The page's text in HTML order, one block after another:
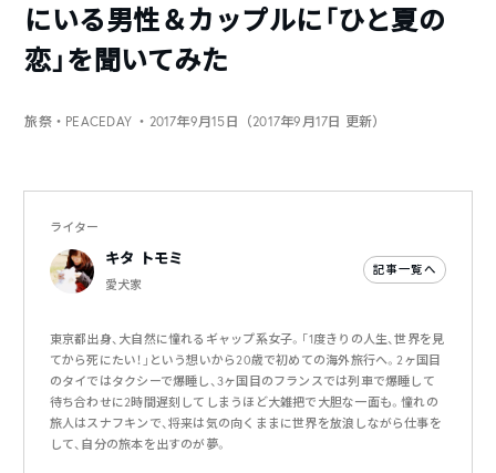
にいる男性＆カップルに「ひと夏の
恋」を聞いてみた
旅祭・PEACEDAY ・2017年9月15日（2017年9月17日 更新）
ライター
キタ トモミ
愛犬家
記事一覧へ
東京都出身、大自然に憧れるギャップ系女子。「1度きりの人生、世界を見
てから死にたい！」という想いから20歳で初めての海外旅行へ。2ヶ国目
のタイではタクシーで爆睡し、3ヶ国目のフランスでは列車で爆睡して
待ち合わせに2時間遅刻してしまうほど大雑把で大胆な一面も。憧れの
旅人はスナフキンで、将来は気の向くままに世界を放浪しながら仕事を
して、自分の旅本を出すのが夢。